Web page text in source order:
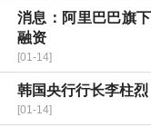
消息：阿里巴巴旗
融资
[01-14]
韩国央行行长李柱
[01-14]